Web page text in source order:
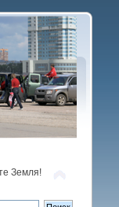
Земля!